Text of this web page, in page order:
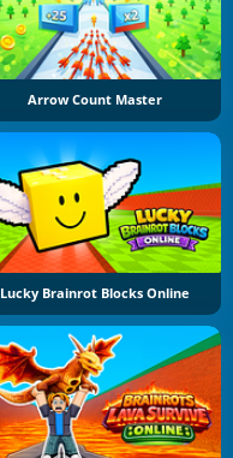
Arrow Count Master
Lucky Brainrot Blocks Online